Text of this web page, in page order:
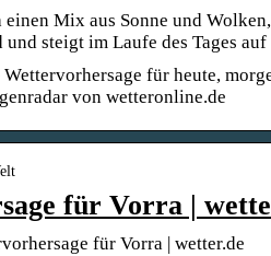
Mix aus Sonne und
steigt im Laufe des Tages
für heute,
von wetteronline.de
für Vorra |
für Vorra | wetter.de